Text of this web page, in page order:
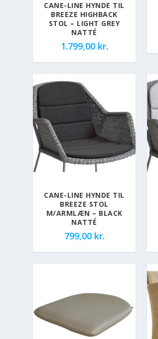
CANE-LINE HYNDE TIL
BREEZE HIGHBACK
STOL – LIGHT GREY
NATTÉ
1.799,00 kr.
CANE-LINE HYNDE TIL
BREEZE STOL
M/ARMLÆN – BLACK
NATTÉ
799,00 kr.